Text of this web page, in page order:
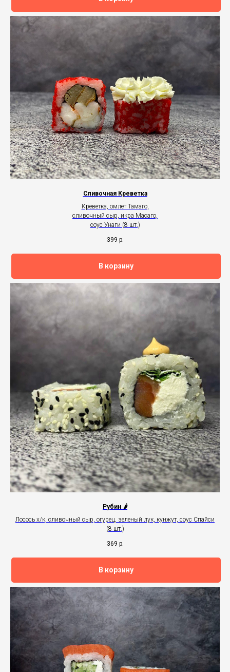
Сливочная Креветка
Креветка, омлет Тамаго,
сливочный сыр, икра Масаго,
соус Унаги (8 шт.)
399 р.
В корзину
Рубин 🌶
Лосось х/к, сливочный сыр, огурец, зеленый лук, кунжут, соус Спайси
(8 шт.)
369 р.
В корзину